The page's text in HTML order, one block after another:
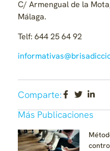
C/ Armengual de la
Málaga.
Telf: 644 25 64 92
Comparte:
Más Publicaciones